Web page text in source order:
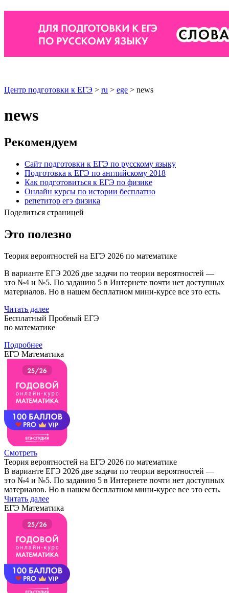
Центр подготовки к ЕГЭ > ru > ege > news
news
Рекомендуем
Сайт подготовки к ЕГЭ по русскому языку
Подготовка к ЕГЭ по английскому 2018
Как подготовиться к ЕГЭ по физике
Онлайн курсы по истории бесплатно
репетитор егэ физика
Поделиться страницей
Это полезно
Теория вероятностей на ЕГЭ 2026 по математике
В варианте ЕГЭ 2026 две задачи по теории вероятностей —
это №4 и №5. По заданию 5 в Интернете почти нет доступных
материалов. Но в нашем бесплатном мини-курсе все это есть.
Читать далее
Бесплатный Пробный ЕГЭ
по математике
Подробнее
ЕГЭ Математика
Смотреть
Теория вероятностей на ЕГЭ 2026 по математике
В варианте ЕГЭ 2026 две задачи по теории вероятностей —
это №4 и №5. По заданию 5 в Интернете почти нет доступных
материалов. Но в нашем бесплатном мини-курсе все это есть.
Читать далее
ЕГЭ Математика